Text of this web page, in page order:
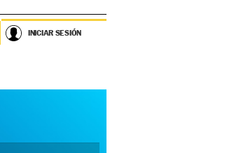
INICIAR SESIÓN